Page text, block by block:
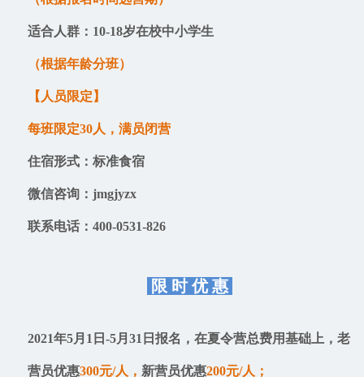
适合人群：10-18岁在校中小学生
（根据年龄分班）
【人员限定】
每班限定30人，满员闭营
住宿形式：标准食宿
微信咨询：jmgjyzx
联系电话：400-0531-826
限 时 优 惠
2021年5月1日-5月31日报名，在夏令营总费用基础上， 老
营员优惠300元/人， 新营员优惠200元/人；